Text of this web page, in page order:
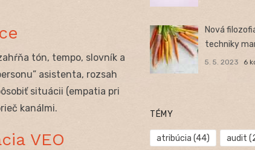
tón, tempo, slovník a
asistenta, rozsah
situácii (empatia pri
kanálmi.
VEO
Nová
techniky
5. 5. 2023 6
TÉMY
atribúcia (44) audit